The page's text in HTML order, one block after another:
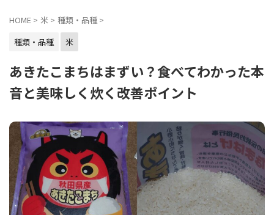
HOME > 米 > 種類・品種 >
種類・品種
米
あきたこまちはまずい？食べてわかった本
音と美味しく炊く改善ポイント